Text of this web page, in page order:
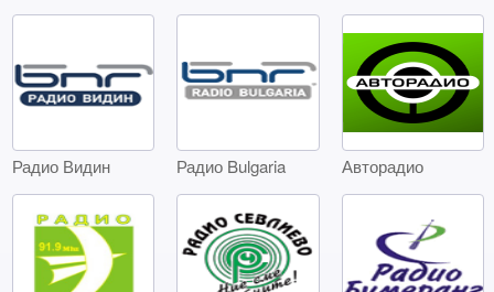
Радио Видин Радио Bulgaria Авторадио